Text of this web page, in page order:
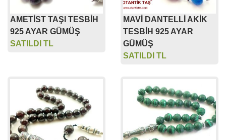
AMETİST TAŞI TESBİH
925 AYAR GÜMÜŞ
SATILDI TL
MAVİ DANTELLİ AKİK
TESBİH 925 AYAR
GÜMÜŞ
SATILDI TL